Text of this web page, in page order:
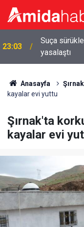
23:03
Suça
yasalaştı
Anasayfa Şırnak
kayalar evi yuttu
Şırnak'ta
kayalar evi